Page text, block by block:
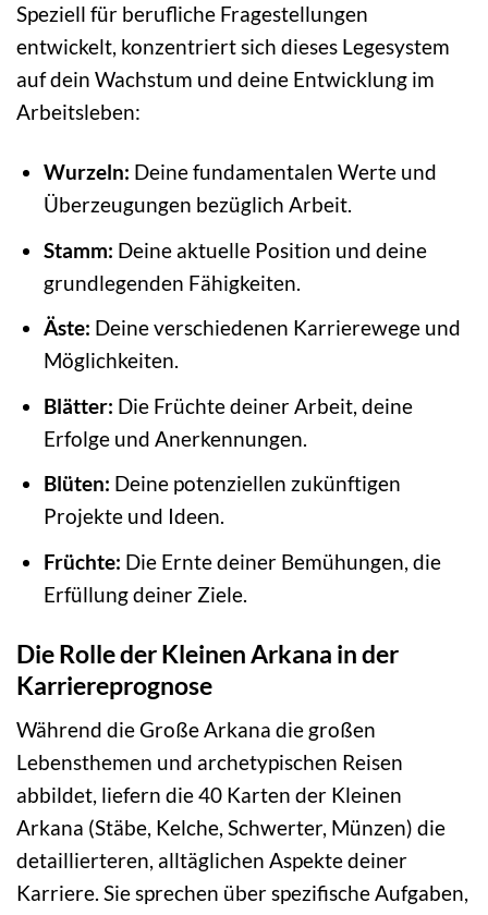
Speziell für berufliche Fragestellungen
entwickelt, konzentriert sich dieses Legesystem
auf dein Wachstum und deine Entwicklung im
Arbeitsleben:
Wurzeln: Deine fundamentalen Werte und
Überzeugungen bezüglich Arbeit.
Stamm: Deine aktuelle Position und deine
grundlegenden Fähigkeiten.
Äste: Deine verschiedenen Karrierewege und
Möglichkeiten.
Blätter: Die Früchte deiner Arbeit, deine
Erfolge und Anerkennungen.
Blüten: Deine potenziellen zukünftigen
Projekte und Ideen.
Früchte: Die Ernte deiner Bemühungen, die
Erfüllung deiner Ziele.
Die Rolle der Kleinen Arkana in der
Karriereprognose
Während die Große Arkana die großen
Lebensthemen und archetypischen Reisen
abbildet, liefern die 40 Karten der Kleinen
Arkana (Stäbe, Kelche, Schwerter, Münzen) die
detaillierteren, alltäglichen Aspekte deiner
Karriere. Sie sprechen über spezifische Aufgaben,